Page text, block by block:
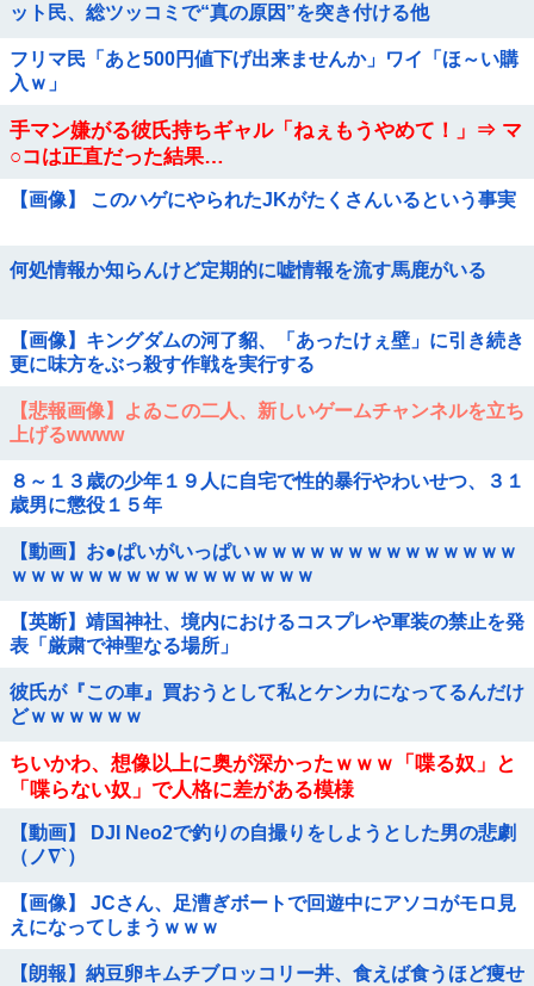
ット民、総ツッコミで“真の原因”を突き付ける他
フリマ民「あと500円値下げ出来ませんか」ワイ「ほ～い購
入ｗ」
手マン嫌がる彼氏持ちギャル「ねぇもうやめて！」⇒ マ
○コは正直だった結果…
【画像】 このハゲにやられたJKがたくさんいるという事実
何処情報か知らんけど定期的に嘘情報を流す馬鹿がいる
【画像】キングダムの河了貂、「あったけぇ壁」に引き続き
更に味方をぶっ殺す作戦を実行する
【悲報画像】よゐこの二人、新しいゲームチャンネルを立ち
上げるwwww
８～１３歳の少年１９人に自宅で性的暴行やわいせつ、３１
歳男に懲役１５年
【動画】お●ぱいがいっぱいｗｗｗｗｗｗｗｗｗｗｗｗｗｗ
ｗｗｗｗｗｗｗｗｗｗｗｗｗｗｗｗ
【英断】靖国神社、境内におけるコスプレや軍装の禁止を発
表「厳粛で神聖なる場所」
彼氏が『この車』買おうとして私とケンカになってるんだけ
どｗｗｗｗｗｗ
ちいかわ、想像以上に奥が深かったｗｗｗ「喋る奴」と
「喋らない奴」で人格に差がある模様
【動画】 DJI Neo2で釣りの自撮りをしようとした男の悲劇
（ノ∇`）
【画像】 JCさん、足漕ぎボートで回遊中にアソコがモロ見
えになってしまうｗｗｗ
【朗報】納豆卵キムチブロッコリー丼、食えば食うほど痩せ